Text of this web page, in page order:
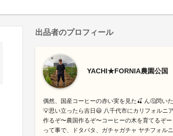
出品者のプロフィール
YACHI★FORNIA農園公国
偶然、国産コーヒーの赤い実を見た🍒 ん🤔閃いた
💡思い立ったら吉日😃 八千代市にカリフォルニア
作るぞ〜農国作るぞ〜コーヒーの木を育てるぞー
って事で、ドタバタ、ガチャガチャ ヤチフォルニ